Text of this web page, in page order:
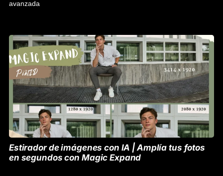
avanzada
Estirador de imágenes con IA | Amplía tus fotos
en segundos con Magic Expand